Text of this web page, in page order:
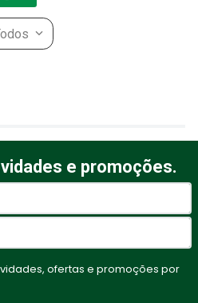
1 a 5
e promoções.
ofertas e promoções por